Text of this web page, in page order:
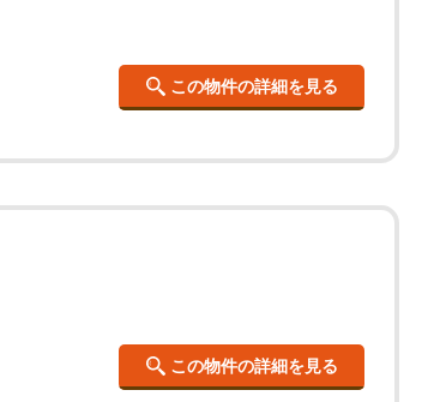
この物件の詳細を見る
この物件の詳細を見る